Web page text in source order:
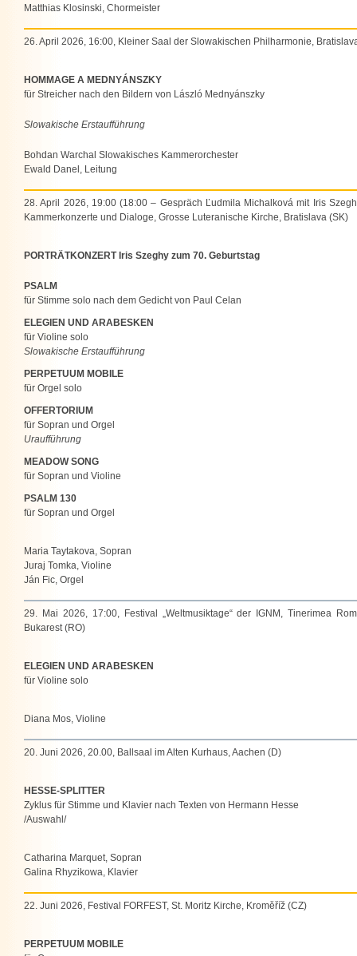
Matthias Klosinski, Chormeister
26. April 2026, 16:00, Kleiner Saal der Slowakischen Philharmonie,
HOMMAGE A MEDNYÁNSZKY
für Streicher nach den Bildern von László Mednyánszky
Slowakische Erstaufführung
Bohdan Warchal Slowakisches Kammerorchester
Ewald Danel, Leitung
28. April 2026, 19:00 (18:00 – Gespräch Ľudmila Michalková mit Iris
Kammerkonzerte und Dialoge, Grosse Luteranische Kirche, Bratislava (SK)
PORTRÄTKONZERT Iris Szeghy zum 70. Geburtstag
PSALM
für Stimme solo nach dem Gedicht von Paul Celan
ELEGIEN UND ARABESKEN
für Violine solo
Slowakische Erstaufführung
PERPETUUM MOBILE
für Orgel solo
OFFERTORIUM
für Sopran und Orgel
Uraufführung
MEADOW SONG
für Sopran und Violine
PSALM 130
für Sopran und Orgel
Maria Taytakova, Sopran
Juraj Tomka, Violine
Ján Fic, Orgel
29. Mai 2026, 17:00, Festival „Weltmusiktage“ der IGNM, Tinerimea
Bukarest (RO)
ELEGIEN UND ARABESKEN
für Violine solo
Diana Mos, Violine
20. Juni 2026, 20.00, Ballsaal im Alten Kurhaus, Aachen (D)
HESSE-SPLITTER
Zyklus für Stimme und Klavier nach Texten von Hermann Hesse
/Auswahl/
Catharina Marquet, Sopran
Galina Rhyzikowa, Klavier
22. Juni 2026, Festival FORFEST, St. Moritz Kirche, Kroměříž (CZ)
PERPETUUM MOBILE